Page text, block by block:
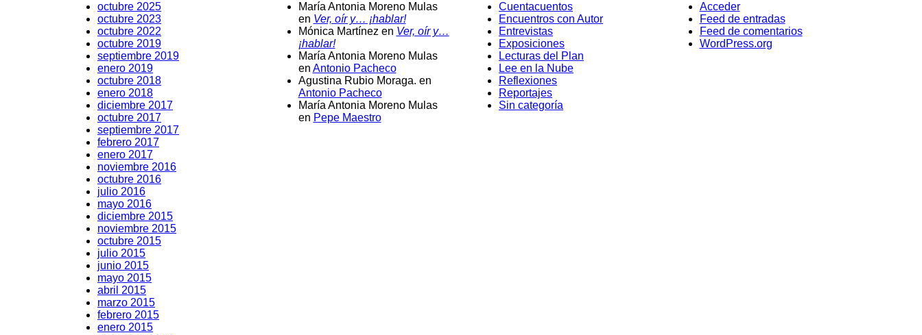
octubre 2025
octubre 2023
octubre 2022
octubre 2019
septiembre 2019
enero 2019
octubre 2018
enero 2018
diciembre 2017
octubre 2017
septiembre 2017
febrero 2017
enero 2017
noviembre 2016
octubre 2016
julio 2016
mayo 2016
diciembre 2015
noviembre 2015
octubre 2015
julio 2015
junio 2015
mayo 2015
abril 2015
marzo 2015
febrero 2015
enero 2015
María Antonia Moreno Mulas
en Ver, oír y… ¡hablar!
Mónica Martínez en Ver, oír y…
¡hablar!
María Antonia Moreno Mulas
en Antonio Pacheco
Agustina Rubio Moraga. en
Antonio Pacheco
María Antonia Moreno Mulas
en Pepe Maestro
Cuentacuentos
Encuentros con Autor
Entrevistas
Exposiciones
Lecturas del Plan
Lee en la Nube
Reflexiones
Reportajes
Sin categoría
Acceder
Feed de entradas
Feed de comentarios
WordPress.org